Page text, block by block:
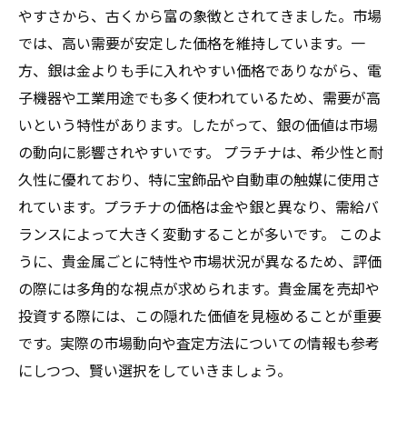
やすさから、古くから富の象徴とされてきました。市場
では、高い需要が安定した価格を維持しています。一
方、銀は金よりも手に入れやすい価格でありながら、電
子機器や工業用途でも多く使われているため、需要が高
いという特性があります。したがって、銀の価値は市場
の動向に影響されやすいです。 プラチナは、希少性と耐
久性に優れており、特に宝飾品や自動車の触媒に使用さ
れています。プラチナの価格は金や銀と異なり、需給バ
ランスによって大きく変動することが多いです。 このよ
うに、貴金属ごとに特性や市場状況が異なるため、評価
の際には多角的な視点が求められます。貴金属を売却や
投資する際には、この隠れた価値を見極めることが重要
です。実際の市場動向や査定方法についての情報も参考
にしつつ、賢い選択をしていきましょう。